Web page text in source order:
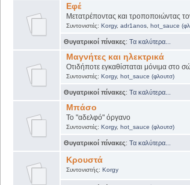
Εφέ
Μετατρέποντας και τροποποιώντας
Συντονιστές: Korgy, adr1anos, hot_sauce
Θυγατρικοί πίνακες: Τα καλύτερα...
Μαγνήτες και ηλεκτρικά
Οτιδήποτε εγκαθίσταται μόνιμα στο
Συντονιστές: Korgy, hot_sauce (φλουτσ)
Θυγατρικοί πίνακες: Τα καλύτερα...
Μπάσο
Το "αδελφό" όργανο
Συντονιστές: Korgy, hot_sauce (φλουτσ)
Θυγατρικοί πίνακες: Τα καλύτερα...
Κρουστά
Συντονιστής: Korgy